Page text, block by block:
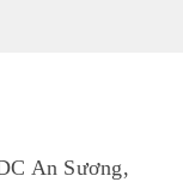
An Sương,